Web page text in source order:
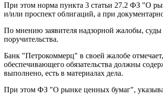
При этом норма пункта 3 статьи 27.2 ФЗ "О
и/или проспект облигаций, а при
По мнению заявителя надзорной жалобы, суды
поручительства.
Банк "Петрокоммерц" в своей жалобе
обеспечивающего обязательства должны
выполнено, есть в материалах дела.
При этом ФЗ "О рынке ценных бумаг",